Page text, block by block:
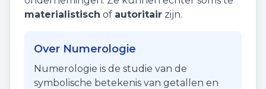
materialistisch of autoritair zijn.
Over Numerologie
Numerologie is de studie van de
symbolische betekenis van getallen en